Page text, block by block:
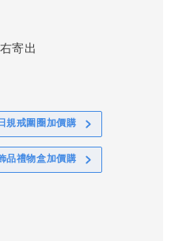
寄出
日規戒圍圈加價購
品禮物盒加價購